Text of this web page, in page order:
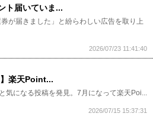
ト届いていま...
が届きました」と紛らわしい広告を取り上
2026/07/23 11:41:40
】楽天Point...
気になる投稿を発見。7月になって楽天Poi...
2026/07/15 15:37:31